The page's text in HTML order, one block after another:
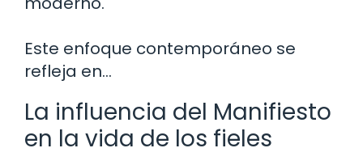
Este enfoque contemporáneo se
refleja en…
La influencia del Manifiesto
en la vida de los fieles